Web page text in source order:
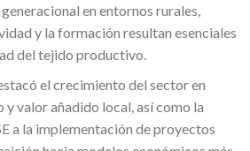
en entornos rurales,
y la formación resultan esenciales
del tejido productivo.
el crecimiento del sector en
y valor añadido local, así como la
a la implementación de proyectos